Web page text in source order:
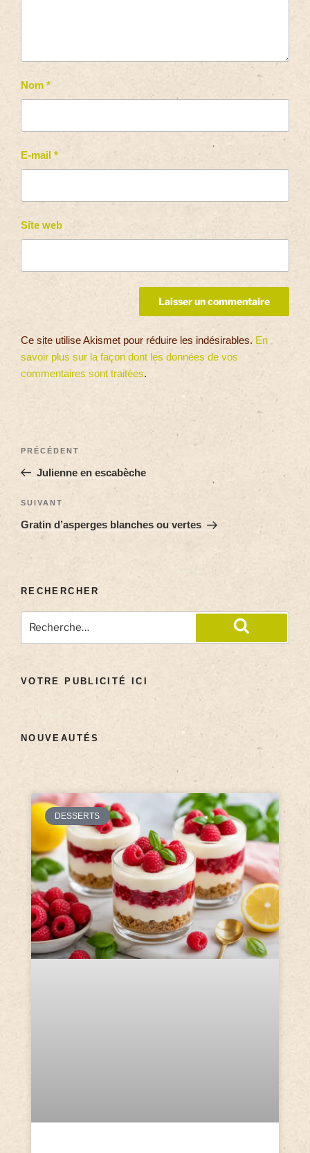
Nom *
E-mail *
Site web
Ce site utilise Akismet pour réduire les indésirables. En
savoir plus sur la façon dont les données de vos
commentaires sont traitées.
PRÉCÉDENT
Julienne en escabèche
SUIVANT
Gratin d’asperges blanches ou vertes
RECHERCHER
VOTRE PUBLICITÉ ICI
NOUVEAUTÉS
DESSERTS